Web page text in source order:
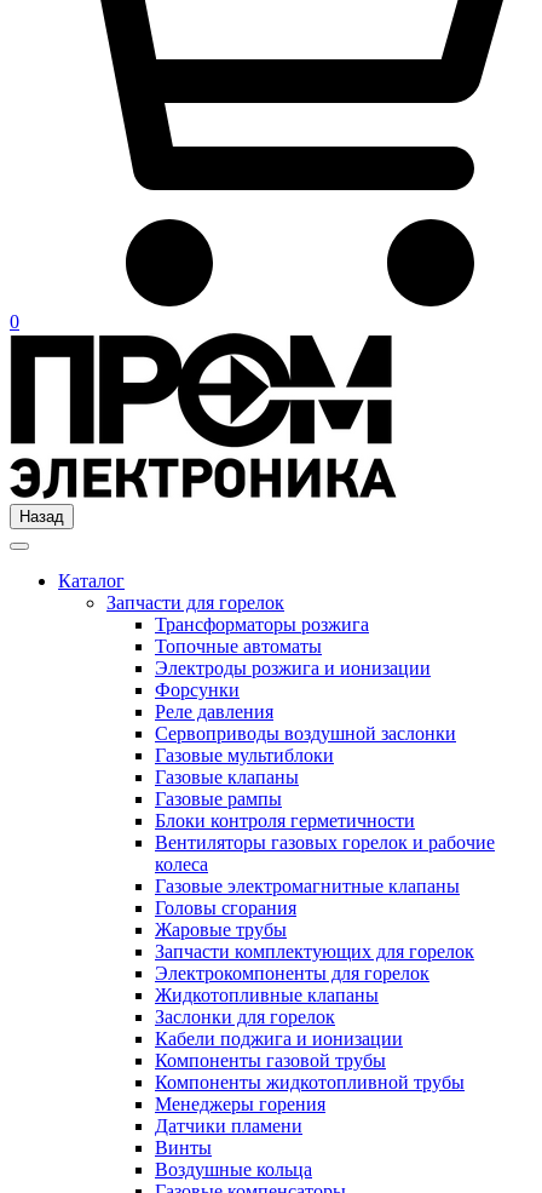
0
Назад
Каталог
Запчасти для горелок
Трансформаторы розжига
Топочные автоматы
Электроды розжига и ионизации
Форсунки
Реле давления
Сервоприводы воздушной заслонки
Газовые мультиблоки
Газовые клапаны
Газовые рампы
Блоки контроля герметичности
Вентиляторы газовых горелок и рабочие
колеса
Газовые электромагнитные клапаны
Головы сгорания
Жаровые трубы
Запчасти комплектующих для горелок
Электрокомпоненты для горелок
Жидкотопливные клапаны
Заслонки для горелок
Кабели поджига и ионизации
Компоненты газовой трубы
Компоненты жидкотопливной трубы
Менеджеры горения
Датчики пламени
Винты
Воздушные кольца